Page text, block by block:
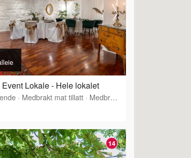
Lokale - Hele lokalet
· Medbrakt mat tillatt · Medbrakt drikke tillatt
14